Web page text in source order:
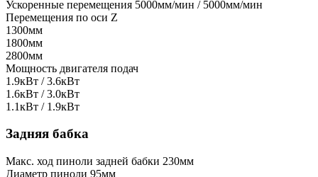
Ускоренные перемещения 5000мм/мин / 5000мм/мин
Перемещения по оси Z
1300мм
1800мм
2800мм
Мощность двигателя подач
1.9кВт / 3.6кВт
1.6кВт / 3.0кВт
1.1кВт / 1.9кВт
Задняя бабка
Макс. ход пиноли задней бабки 230мм
Диаметр пиноли 95мм